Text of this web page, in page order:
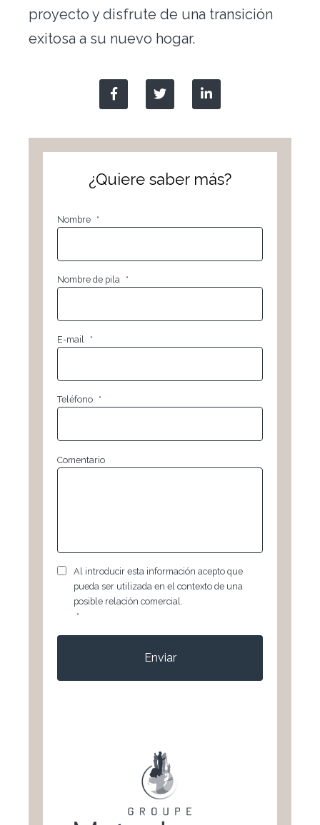
proyecto y disfrute de una transición
exitosa a su nuevo hogar.
¿Quiere saber más?
Nombre *
Nombre de pila *
E-mail *
Teléfono *
Comentario
RGPD *
Al introducir esta información acepto que
pueda ser utilizada en el contexto de una
posible relación comercial.
*